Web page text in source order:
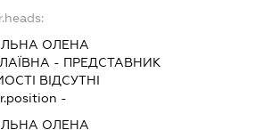
ОЛЕНА
- ПРЕДСТАВНИК
ВІДСУТНІ
-
ОЛЕНА